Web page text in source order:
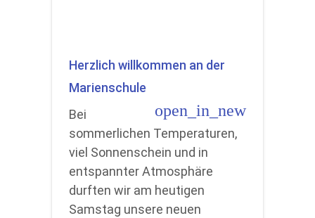
Herzlich willkommen an der
Marienschule
open_in_new
Bei
sommerlichen Temperaturen,
viel Sonnenschein und in
entspannter Atmosphäre
durften wir am heutigen
Samstag unsere neuen